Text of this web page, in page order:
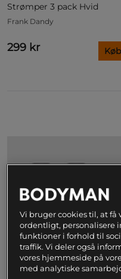
Strømper 3 pack Hvid
Frank Dandy
299 kr Køb
+ 1 farve
Vi bruger cookies til, at
ordentligt, personalisere
funktioner i forhold til
traffik. Vi deler også
vores hjemmeside på
med analytiske